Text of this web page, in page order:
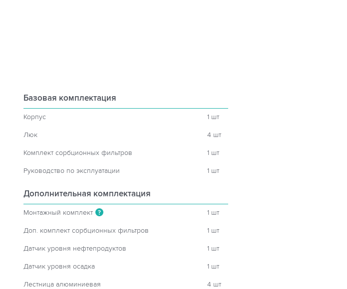
Базовая комплектация
Корпус 1 шт
Люк 4 шт
Комплект сорбционных фильтров 1 шт
Руководство по эксплуатации 1 шт
Дополнительная комплектация
Монтажный комплект ? 1 шт
Доп. комплект сорбционных фильтров 1 шт
Датчик уровня нефтепродуктов 1 шт
Датчик уровня осадка 1 шт
Лестница алюминиевая 4 шт